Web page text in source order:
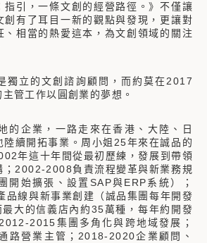
指引，一條文創的經營路徑。》不僅讓
創有了耳目一新的觀點與發現，更讓對
、相當的熱愛這本，為文創領域的關注
獨立的文創諮詢顧問，而約莫在2017
管工作以圓創業的夢想。
的企業，一路走來在香港、大陸、日
陸續開拓事業。周小姐25年來在誠品的
年這十年間從最初歷練，發展到帶領
；2002-2008負責流程變革與新業務規
開始擴張、設置SAP與ERP系統）；
線與新事業創建（誠品集團每年開發
大的信義店內約35萬種，每年約開發
2015集團多角化與跨地域發展；
路營業主管；2018-2020企業顧問、